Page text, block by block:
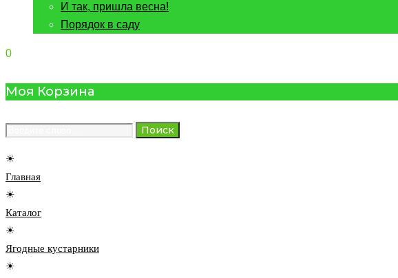
И так, пришла весна!
Порядок в саду
0
Моя Корзина
Поиск
☀
Главная
☀
Каталог
☀
Ягодные кустарники
☀